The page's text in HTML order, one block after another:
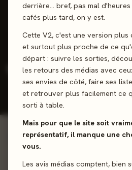
derrière… bref, pas mal
cafés plus tard, on y est.
Cette V2, c'est une version plus
et surtout plus proche de ce
départ : suivre les sorties,
les retours des médias avec
ses envies de côté, faire ses
et retrouver plus facilement ce
sorti à table.
Mais pour que le site soit
représentatif, il manque une
vous.
Les avis médias comptent, bien
3 positifs 1 neutres
JEUX CONÇUS
6
REVIEWS
INCONTOURNABLES
Œuvres majeures